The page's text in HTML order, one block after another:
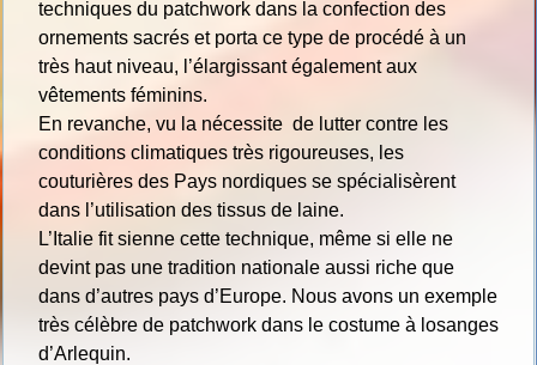
techniques du patchwork dans la confection des
ornements sacrés et porta ce type de procédé à un
très haut niveau, l’élargissant également aux
vêtements féminins.
En revanche, vu la nécessite de lutter contre les
conditions climatiques très rigoureuses, les
couturières des Pays nordiques se spécialisèrent
dans l’utilisation des tissus de laine.
L’Italie fit sienne cette technique, même si elle ne
devint pas une tradition nationale aussi riche que
dans d’autres pays d’Europe. Nous avons un exemple
très célèbre de patchwork dans le costume à losanges
d’Arlequin.